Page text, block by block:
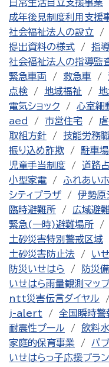
日常生活自立支援事業
成年後見制度利用支援
社会福祉法人の設立
提出資料の様式
指
社会福祉法人の指導監
緊急車両
救急車
点検
地域福祉
電気ショック
心室細
aed
市営住宅
取組方針
技能労務
振り込め詐欺
駐車場
児童手当制度
道路
小型家電
ふれあい
シティプラザ
伊勢原
臨時避難所
広域避
緊急(一時)避難場所
土砂災害特別警戒区域
土砂災害防止法
い
防災いせはら
防災
いせはら雨量観測マッ
ntt災害伝言ダイヤル
j-alert
全国瞬時警
耐震性プール
飲料
家庭的保育事業
パ
いせはらっ子応援プラン